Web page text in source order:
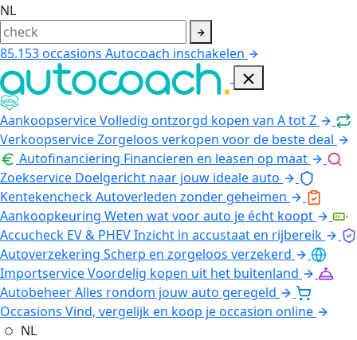
NL
85.153occasions Autocoach inschakelen
AankoopserviceVolledig ontzorgd kopen van A tot Z
VerkoopserviceZorgeloos verkopen voor de beste deal
Autofinanciering Financieren en leasen op maat
Zoekservice Doelgericht naar jouw ideale auto
KentekencheckAutoverleden zonder geheimen
Aankoopkeuring Weten wat voor auto je écht koopt
Accucheck EV & PHEVInzicht in accustaat en rijbereik
Autoverzekering Scherp en zorgeloos verzekerd
ImportserviceVoordelig kopen uit het buitenland
AutobeheerAlles rondom jouw auto geregeld
Occasions Vind, vergelijk en koop je occasion online
NL